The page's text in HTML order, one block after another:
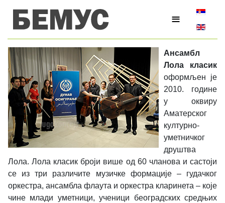
≡
Ансамбл
Лола класик
оформљен је
2010. године
у оквиру
Аматерског
културно-
уметничког
друштва
Лола. Лола класик броји више од 60 чланова и састоји
се из три различите музичке формације – гудачког
оркестра, ансамбла флаута и оркестра кларинета – које
чине млади уметници, ученици београдских средњих